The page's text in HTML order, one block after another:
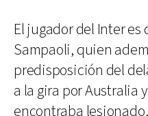
El jugador del Inter es
Sampaoli, quien
predisposición del
a la gira por Australia
encontraba